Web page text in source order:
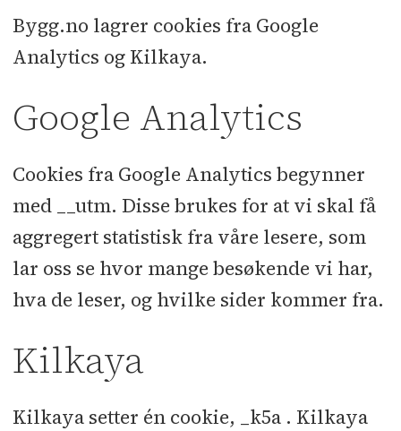
Bygg.no lagrer cookies fra Google
Analytics og Kilkaya.
Google Analytics
Cookies fra Google Analytics begynner
med __utm. Disse brukes for at vi skal få
aggregert statistisk fra våre lesere, som
lar oss se hvor mange besøkende vi har,
hva de leser, og hvilke sider kommer fra.
Kilkaya
Kilkaya setter én cookie, _k5a . Kilkaya